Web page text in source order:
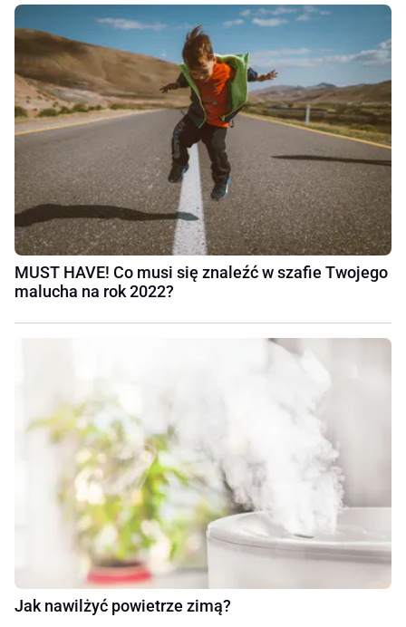
MUST HAVE! Co musi się znaleźć w szafie Twojego
malucha na rok 2022?
Jak nawilżyć powietrze zimą?